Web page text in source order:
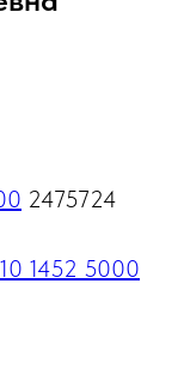
2475724
1452 5000